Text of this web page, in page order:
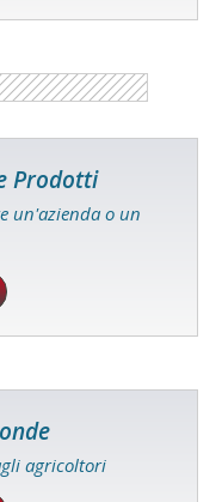
Prodotti
un'azienda o un
agricoltori